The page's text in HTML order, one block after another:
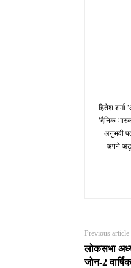
हितेश
'दैनिक
अनुभवी
अपने
Previous article
लोकसभा
जोन-2